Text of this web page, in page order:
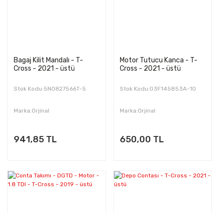
Bagaj Kilit Mandalı - T-
Cross - 2021 - üstü
Stok Kodu:5N0827566T-5
Marka:Orjinal
941,85 TL
Motor Tutucu Kanca - T-
Cross - 2021 - üstü
Stok Kodu:03F145853A-10
Marka:Orjinal
650,00 TL